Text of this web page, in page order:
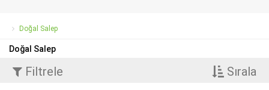
Doğal Salep
Doğal Salep
Sırala
Filtrele